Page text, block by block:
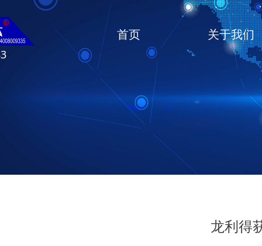
首页 关于我们
龙利得